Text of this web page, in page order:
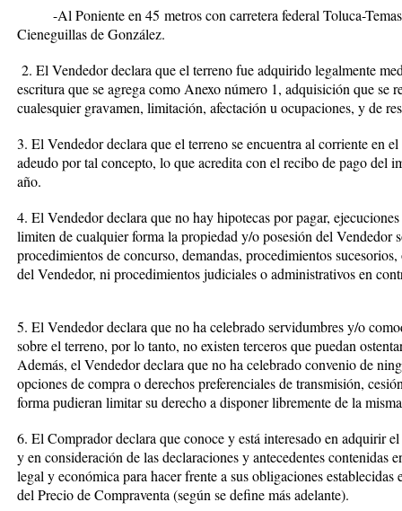
-Al Poniente en 45 metros con carretera federal Toluca-
Cieneguillas de González.
2. El Vendedor declara que el terreno fue adquirido legalmente
escritura que se agrega como Anexo número 1, adquisición que se
cualesquier gravamen, limitación, afectación u ocupaciones, y de
3. El Vendedor declara que el terreno se encuentra al corriente en
adeudo por tal concepto, lo que acredita con el recibo de pago del
año.
4. El Vendedor declara que no hay hipotecas por pagar,
limiten de cualquier forma la propiedad y/o posesión del Vendedor
procedimientos de concurso, demandas, procedimientos
del Vendedor, ni procedimientos judiciales o administrativos en
5. El Vendedor declara que no ha celebrado servidumbres y/o
sobre el terreno, por lo tanto, no existen terceros que puedan
Además, el Vendedor declara que no ha celebrado convenio de
opciones de compra o derechos preferenciales de transmisión,
forma pudieran limitar su derecho a disponer libremente de la
6. El Comprador declara que conoce y está interesado en adquirir
y en consideración de las declaraciones y antecedentes contenidas
legal y económica para hacer frente a sus obligaciones
del Precio de Compraventa (según se define más adelante).